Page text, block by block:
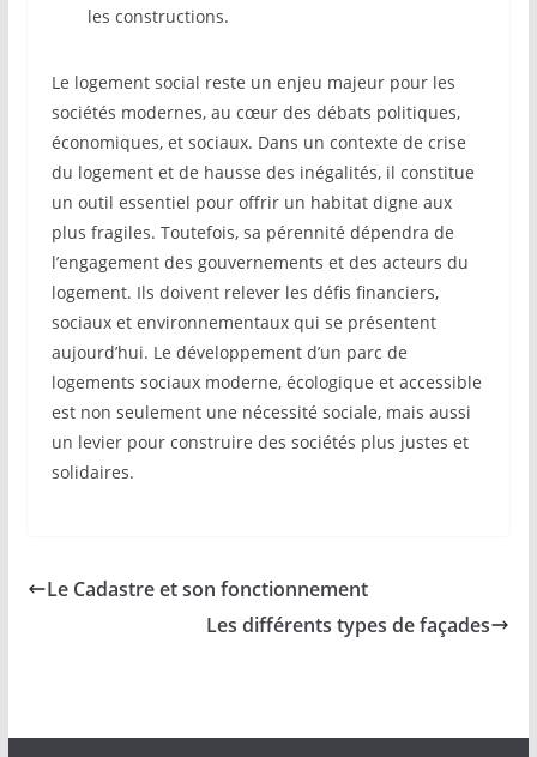
les constructions.
Le logement social reste un enjeu majeur pour les
sociétés modernes, au cœur des débats politiques,
économiques, et sociaux. Dans un contexte de crise
du logement et de hausse des inégalités, il constitue
un outil essentiel pour offrir un habitat digne aux
plus fragiles. Toutefois, sa pérennité dépendra de
l’engagement des gouvernements et des acteurs du
logement. Ils doivent relever les défis financiers,
sociaux et environnementaux qui se présentent
aujourd’hui. Le développement d’un parc de
logements sociaux moderne, écologique et accessible
est non seulement une nécessité sociale, mais aussi
un levier pour construire des sociétés plus justes et
solidaires.
Le Cadastre et son fonctionnement
Les différents types de façades